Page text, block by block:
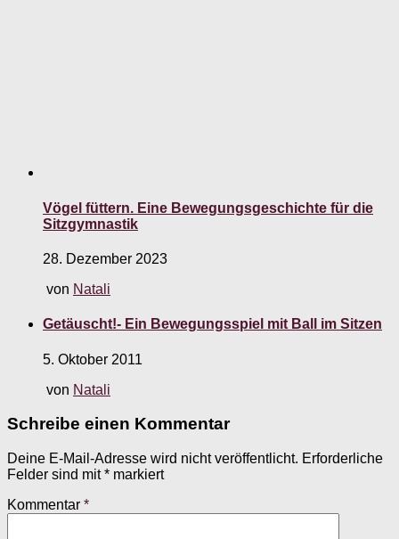
Vögel füttern. Eine Bewegungsgeschichte für die
Sitzgymnastik
28. Dezember 2023
von Natali
Getäuscht!- Ein Bewegungsspiel mit Ball im Sitzen
5. Oktober 2011
von Natali
Schreibe einen Kommentar
Deine E-Mail-Adresse wird nicht veröffentlicht. Erforderliche
Felder sind mit* markiert
Kommentar *